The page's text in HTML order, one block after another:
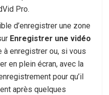
Pro.
d’enregistrer une zone
Enregistrer une vidéo
enregistrer ou, si vous
en plein écran, avec la
pour qu’il
après quelques